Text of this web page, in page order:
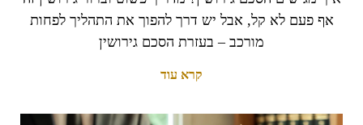
אף פעם לא קל, אבל יש דרך להפוך את התהליך לפחות
מורכב – בעזרת הסכם גירושין
קרא עוד